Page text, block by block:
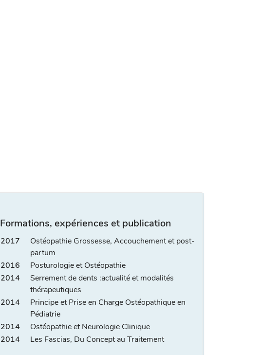
Formations, expériences et publication
2017
Ostéopathie Grossesse, Accouchement et post-
partum
2016
Posturologie et Ostéopathie
2014
Serrement de dents :actualité et modalités
thérapeutiques
2014
Principe et Prise en Charge Ostéopathique en
Pédiatrie
2014
Ostéopathie et Neurologie Clinique
2014
Les Fascias, Du Concept au Traitement